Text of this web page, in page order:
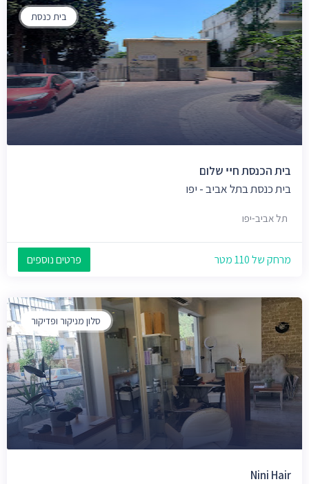
בית כנסת
בית הכנסת חײ שלום
בית כנסת בתל אביב - יפו
תל אביב-יפו
מרחק של 110 מטר פרטים נוספים
סלון מניקור ופדיקור
Nini Hair